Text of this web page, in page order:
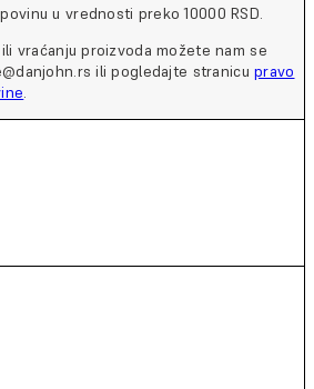
u vrednosti preko 10000 RSD.
vraćanju proizvoda možete nam se
ili pogledajte stranicupravo
.